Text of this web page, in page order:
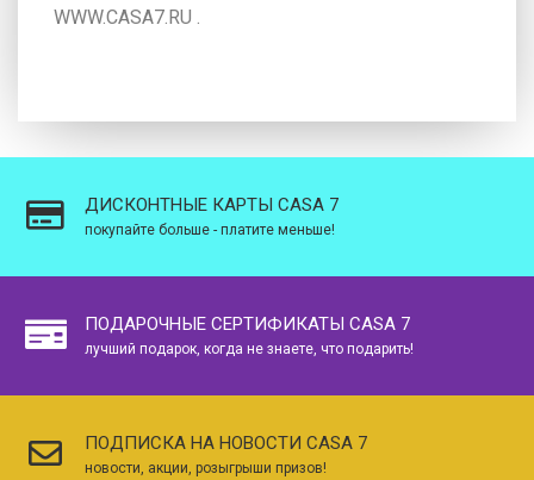
WWW.CASA7.RU .
ДИСКОНТНЫЕ КАРТЫ CASA 7
покупайте больше - платите меньше!
ПОДАРОЧНЫЕ СЕРТИФИКАТЫ CASA 7
лучший подарок, когда не знаете, что подарить!
ПОДПИСКА НА НОВОСТИ CASA 7
новости, акции, розыгрыши призов!